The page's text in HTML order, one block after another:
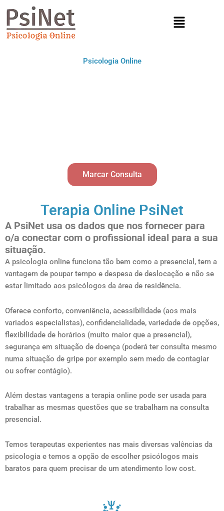
Menu
Marcar Consulta
Psicologia Online
Terapia Online PsiNet
A PsiNet usa os dados que nos fornecer para
o/a conectar com o profissional ideal para a sua
situação.
A psicologia online funciona tão bem como a presencial, tem a
vantagem de poupar tempo e despesa de deslocação e não se
estar limitado aos psicólogos da área de residência.
Oferece conforto, conveniência, acessibilidade (aos mais
variados especialistas), confidencialidade, variedade de opções,
flexibilidade de horários (muito maior que a presencial),
segurança em situação de doença (poderá ter consulta mesmo
numa situação de gripe por exemplo sem medo de contagiar
ou sofrer contágio).
Além destas vantagens a terapia online pode ser usada para
trabalhar as mesmas questões que se trabalham na consulta
presencial.
Temos terapeutas experientes nas mais diversas valências da
psicologia e temos a opção de escolher psicólogos mais
baratos para quem precisar de um atendimento low cost.